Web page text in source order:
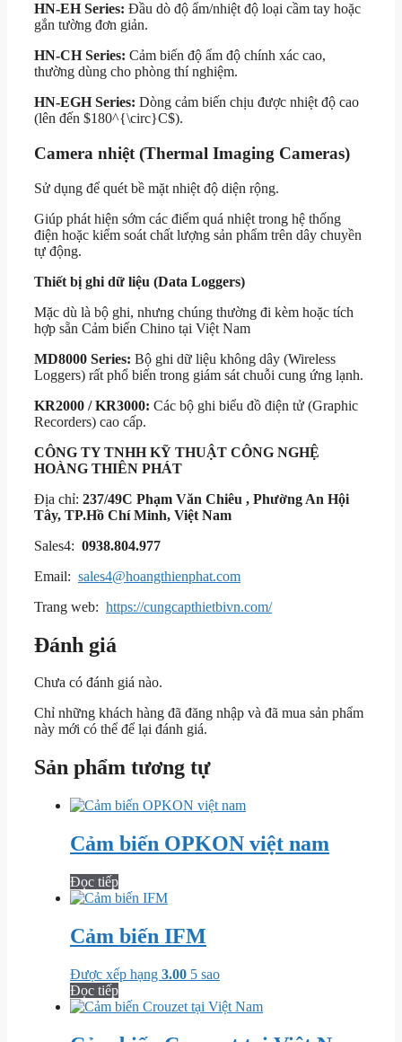
HN-EH Series: Đầu dò độ ẩm/nhiệt độ loại cầm tay hoặc
gắn tường đơn giản.
HN-CH Series: Cảm biến độ ẩm độ chính xác cao,
thường dùng cho phòng thí nghiệm.
HN-EGH Series: Dòng cảm biến chịu được nhiệt độ cao
(lên đến $180^{\circ}C$).
Camera nhiệt (Thermal Imaging Cameras)
Sử dụng để quét bề mặt nhiệt độ diện rộng.
Giúp phát hiện sớm các điểm quá nhiệt trong hệ thống
điện hoặc kiểm soát chất lượng sản phẩm trên dây chuyền
tự động.
Thiết bị ghi dữ liệu (Data Loggers)
Mặc dù là bộ ghi, nhưng chúng thường đi kèm hoặc tích
hợp sẵn Cảm biến Chino tại Việt Nam
MD8000 Series: Bộ ghi dữ liệu không dây (Wireless
Loggers) rất phổ biến trong giám sát chuỗi cung ứng lạnh.
KR2000 / KR3000: Các bộ ghi biểu đồ điện tử (Graphic
Recorders) cao cấp.
CÔNG TY TNHH KỸ THUẬT CÔNG NGHỆ
HOÀNG THIÊN PHÁT
Địa chỉ: 237/49C Phạm Văn Chiêu , Phường An Hội
Tây, TP.Hồ Chí Minh, Việt Nam
Sales4: 0938.804.977
Email: sales4@hoangthienphat.com
Trang web: https://cungcapthietbivn.com/
Đánh giá
Chưa có đánh giá nào.
Chỉ những khách hàng đã đăng nhập và đã mua sản phẩm
này mới có thể để lại đánh giá.
Sản phẩm tương tự
Cảm biến OPKON việt nam
Đọc tiếp
Cảm biến IFM
Được xếp hạng 3.00 5 sao
Đọc tiếp